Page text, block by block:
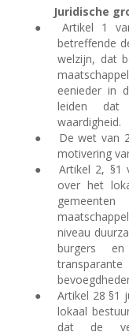
Juridische
●
Artikel 1
betreffende
welzijn, dat
eenieder in
leiden dat
waardigheid.
●
De wet van
motivering
●
Artikel 2, §1
over het
niveau
burgers en
●
Artikel 28 §1
lokaal
dat de